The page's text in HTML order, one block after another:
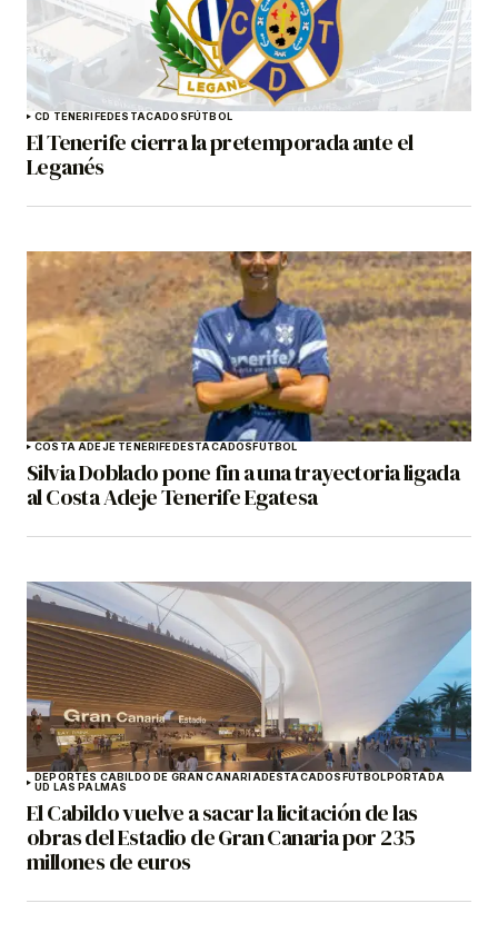
CD TENERIFEDESTACADOSFÚTBOL
El Tenerife cierra la pretemporada ante el
Leganés
COSTA ADEJE TENERIFEDESTACADOSFÚTBOL
Silvia Doblado pone fin a una trayectoria ligada
al Costa Adeje Tenerife Egatesa
DEPORTES CABILDO DE GRAN CANARIADESTACADOSFÚTBOLPORTADA
UD LAS PALMAS
El Cabildo vuelve a sacar la licitación de las
obras del Estadio de Gran Canaria por 235
millones de euros